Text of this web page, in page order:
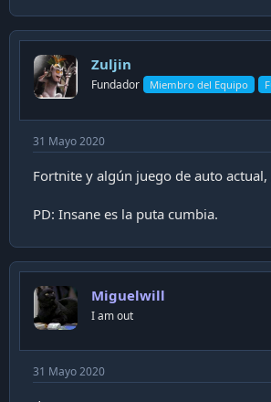
c
t
o
n
s
Zuljin
Fundador Miembro del Equipo
31 Mayo 2020
Fortnite y algún juego de auto actual,
PD: Insane es la puta cumbia.
Miguelwill
I am out
31 Mayo 2020